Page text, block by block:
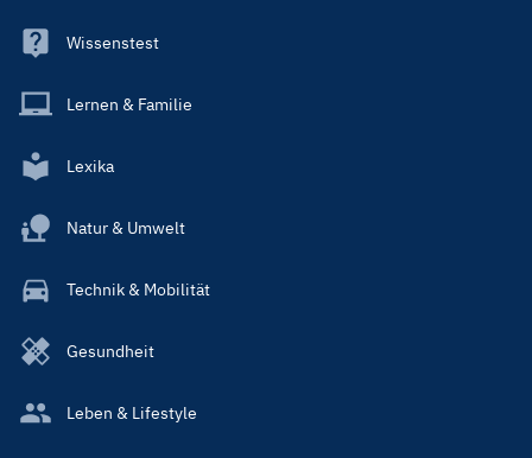
Wissenstest
Lernen & Familie
Lexika
Natur & Umwelt
Technik & Mobilität
Gesundheit
Leben & Lifestyle